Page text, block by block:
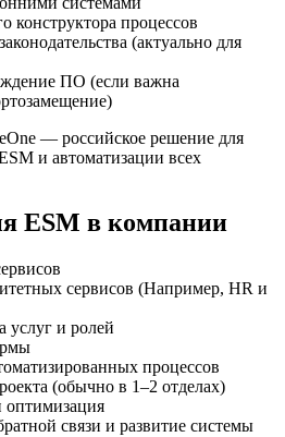
конструктора процессов
(актуально для
ПО (если важна
— российское решение для
и автоматизации всех
ESM в компании
сервисов (Например, HR и
услуг и ролей
процессов
(обычно в 1–2 отделах)
связи и развитие системы